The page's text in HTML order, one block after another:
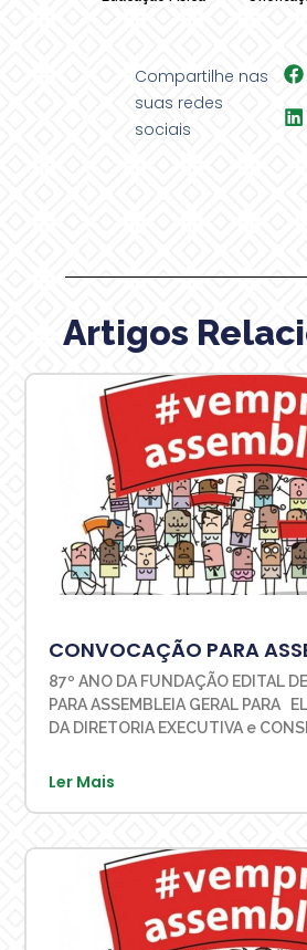
Compartilhe nas
suas redes
sociais
Artigos
CONVOCAÇÃO PARA
87º ANO DA FUNDAÇÃO EDITAL
PARA ASSEMBLEIA GERAL PARA
DA DIRETORIA EXECUTIVA e
Ler Mais